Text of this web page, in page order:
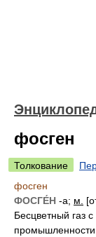
фосген
Толкование
фосген
ФОСГЕ́Н -а; м.
Бесцветный газ
промышленности